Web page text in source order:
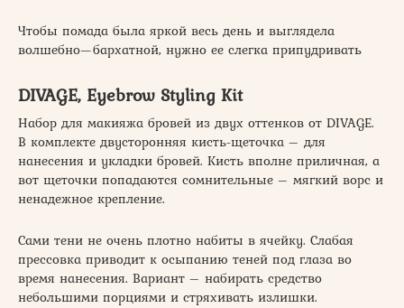
Чтобы помада была яркой весь день и выглядела
волшебно—бархатной, нужно ее слегка припудривать
DIVAGE, Eyebrow Styling Kit
Набор для макияжа бровей из двух оттенков от DIVAGE.
В комплекте двусторонняя кисть-щеточка – для
нанесения и укладки бровей. Кисть вполне приличная, а
вот щеточки попадаются сомнительные – мягкий ворс и
ненадежное крепление.
Сами тени не очень плотно набиты в ячейку. Слабая
прессовка приводит к осыпанию теней под глаза во
время нанесения. Вариант – набирать средство
небольшими порциями и стряхивать излишки.